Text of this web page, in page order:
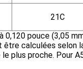
21C
pouce (3,05
être calculées selon
plus proche. Pour